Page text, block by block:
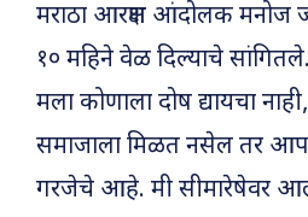
मराठा आरक्षण आंदोलक मनोज
१० महिने वेळ दिल्याचे
मला कोणाला दोष द्यायचा
समाजाला मिळत नसेल तर
गरजेचे आहे. मी सीमारेषेवर